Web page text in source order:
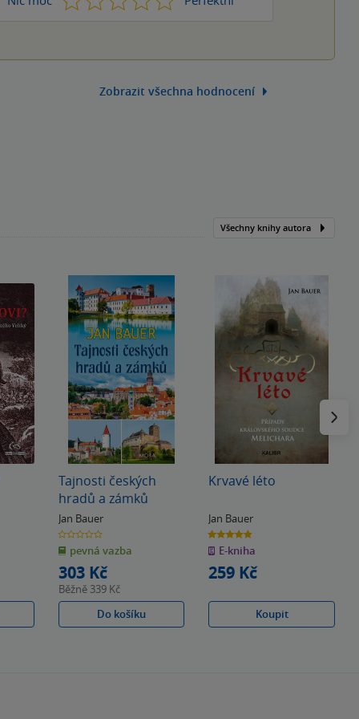
Zobrazit všechna hodnocení
Všechny knihy autora
Tajnosti českých
hradů a zámků
Jan Bauer
0.0
z
5
hvězdiček
pevná vazba
303 Kč
Běžně 339 Kč
Do košíku
Krvavé léto
Jan Bauer
4.8
z
5
hvězdiček
E-kniha
259 Kč
Koupit